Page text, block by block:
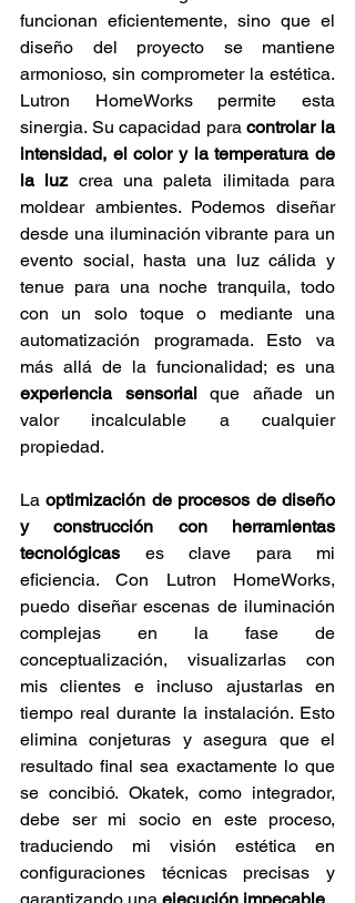
funcionan eficientemente, sino que el
diseño del proyecto se mantiene
armonioso, sin comprometer la estética.
Lutron HomeWorks permite esta
sinergia. Su capacidad para controlar la
intensidad, el color y la temperatura de
la luz crea una paleta ilimitada para
moldear ambientes. Podemos diseñar
desde una iluminación vibrante para un
evento social, hasta una luz cálida y
tenue para una noche tranquila, todo
con un solo toque o mediante una
automatización programada. Esto va
experiencia sensorial que añade un
valor incalculable a cualquier
propiedad.
La optimización de procesos de diseño
y construcción con herramientas
tecnológicas es clave para mi
eficiencia. Con Lutron HomeWorks,
puedo diseñar escenas de iluminación
complejas en la fase de
conceptualización, visualizarlas con
mis clientes e incluso ajustarlas en
tiempo real durante la instalación. Esto
elimina conjeturas y asegura que el
resultado final sea exactamente lo que
se concibió. Okatek, como integrador,
debe ser mi socio en este proceso,
traduciendo mi visión estética en
configuraciones técnicas precisas y